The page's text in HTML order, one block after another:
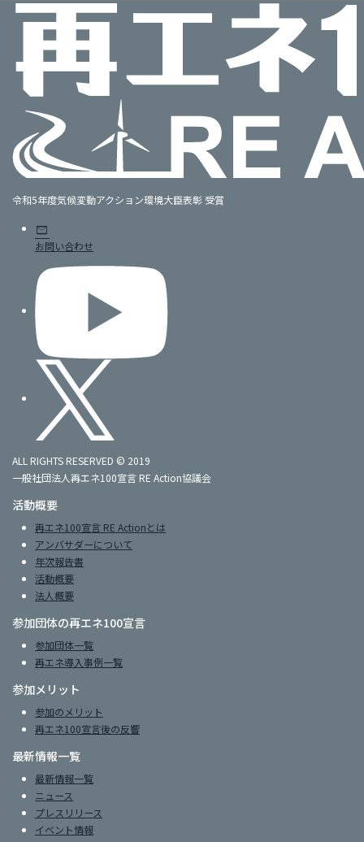
令和5年度気候変動アクション環境大臣表彰 受賞
mail
お問い合わせ
ALL RIGHTS RESERVED © 2019
一般社団法人再エネ100宣言 RE Action協議会
活動概要
再エネ100宣言 RE Actionとは
アンバサダーについて
年次報告書
活動概要
法人概要
参加団体の再エネ100宣言
参加団体一覧
再エネ導入事例一覧
参加メリット
参加のメリット
再エネ100宣言後の反響
最新情報一覧
最新情報一覧
ニュース
プレスリリース
イベント情報